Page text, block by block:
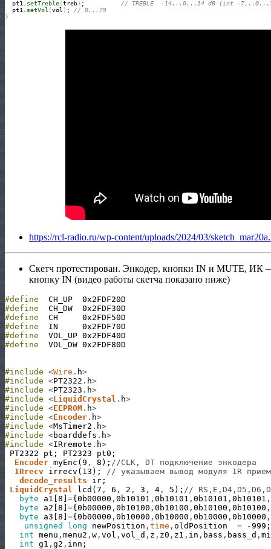
  pt1.
setTreble(treb) ; // TREBLE  -14...0...14 dB (int -
  pt1.
setVol (vol ) ; // 0...79
}
https://rcl-radio.ru/wp-content/uploads/2024/03/
Скетч протестирован. Энкодер, кнопки IN и MUTE, ИК
кнопку IN (видео работы скетча показано ниже)
#define CH_UP
0x2FDF20D
#define
CH_DW
0x2FDF30D
#define
CH
0x2FDF50D
#define
IN
0x2FDF70D
#define
VOL_UP 0x2FDF40D
#define
VOL_DW 0x2FDF80D
#include <Wire . h>
#include <PT2322 . h>
#include <PT2323 . h>
#include <LiquidCrystal . h>
#include <EEPROM . h>
#include <Encoder . h>
#include <MsTimer2 . h>
#include <boarddefs . h>
#include <IRremote . h>
PT2322
pt ; PT2323 pt0 ;
Encoder myEnc (9 , 8 ) ; //CLK, DT подключение энкодера
IRrecv irrecv ( 13 ) ;
// указываем вывод модуля IR
decode_results
ir ;
LiquidCrystal
lcd (7 , 6 , 2 , 3 , 4 , 5 ) ; //
byte
a1 [8 ] ={0b00000 , 0b10101 , 0b10101 , 0b10101 , 0b10101 ,
byte
a2 [8 ] ={0b00000 , 0b10100 , 0b10100 , 0b10100 , 0b10100 ,
byte
a3 [8 ] ={0b00000 , 0b10000 , 0b10000 , 0b10000 , 0b10000 ,
unsigned
long newPosition , time , oldPosition = -999 ;
int menu , menu2 , w , vol , vol_d , z , z0 , z1 , in , bass , bass_d ,
int g1 , g2 , inn ;